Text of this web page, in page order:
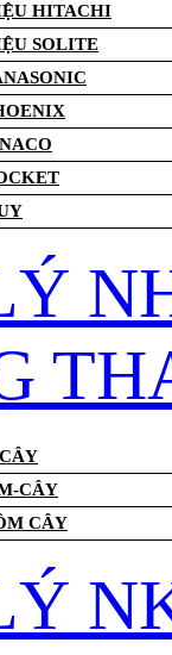
HITACHI
SOLITE
CÂY
CÂY